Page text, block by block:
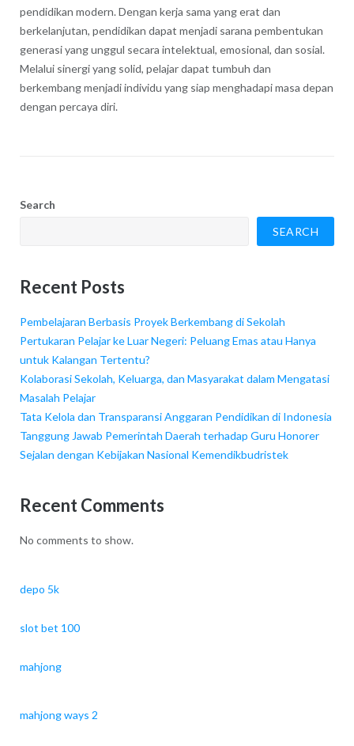
pendidikan modern. Dengan kerja sama yang erat dan
berkelanjutan, pendidikan dapat menjadi sarana pembentukan
generasi yang unggul secara intelektual, emosional, dan sosial.
Melalui sinergi yang solid, pelajar dapat tumbuh dan
berkembang menjadi individu yang siap menghadapi masa depan
dengan percaya diri.
Search
SEARCH
Recent Posts
Pembelajaran Berbasis Proyek Berkembang di Sekolah
Pertukaran Pelajar ke Luar Negeri: Peluang Emas atau Hanya
untuk Kalangan Tertentu?
Kolaborasi Sekolah, Keluarga, dan Masyarakat dalam Mengatasi
Masalah Pelajar
Tata Kelola dan Transparansi Anggaran Pendidikan di Indonesia
Tanggung Jawab Pemerintah Daerah terhadap Guru Honorer
Sejalan dengan Kebijakan Nasional Kemendikbudristek
Recent Comments
No comments to show.
depo 5k
slot bet 100
mahjong
mahjong ways 2